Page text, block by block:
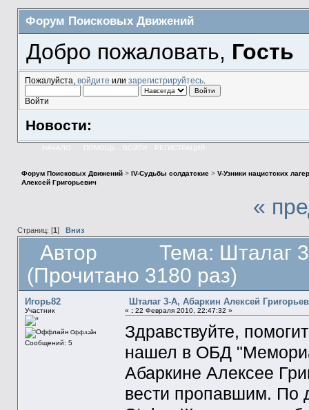
Форум Поисковых Движений
Добро пожаловать, Гость
Пожалуйста, войдите или зарегистрируйтесь.
Войти
Новости:
НАЧАЛО ПОМОЩЬ ВОЙТИ РЕГИСТРАЦИЯ
Форум Поисковых Движений> IV-Судьбы солдатские> V-Узники нацистских
Алексей Григорьевич
«
Страниц: [1 ] Вниз
Автор
Тема: Шталаг
(Прочитано 3180 раз)
Игорь82
Участник
Оффлайн
Сообщений: 5
Шталаг 3-А, Абаркин Алексей
« :22 Февраля 2010, 22:47:32 »
Здравствуйте,
нашел в ОБД
Абаркине Алексее
вести пропавшим.